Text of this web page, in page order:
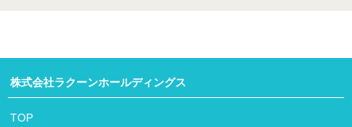
株式会社ラクーンホールディングス
TOP